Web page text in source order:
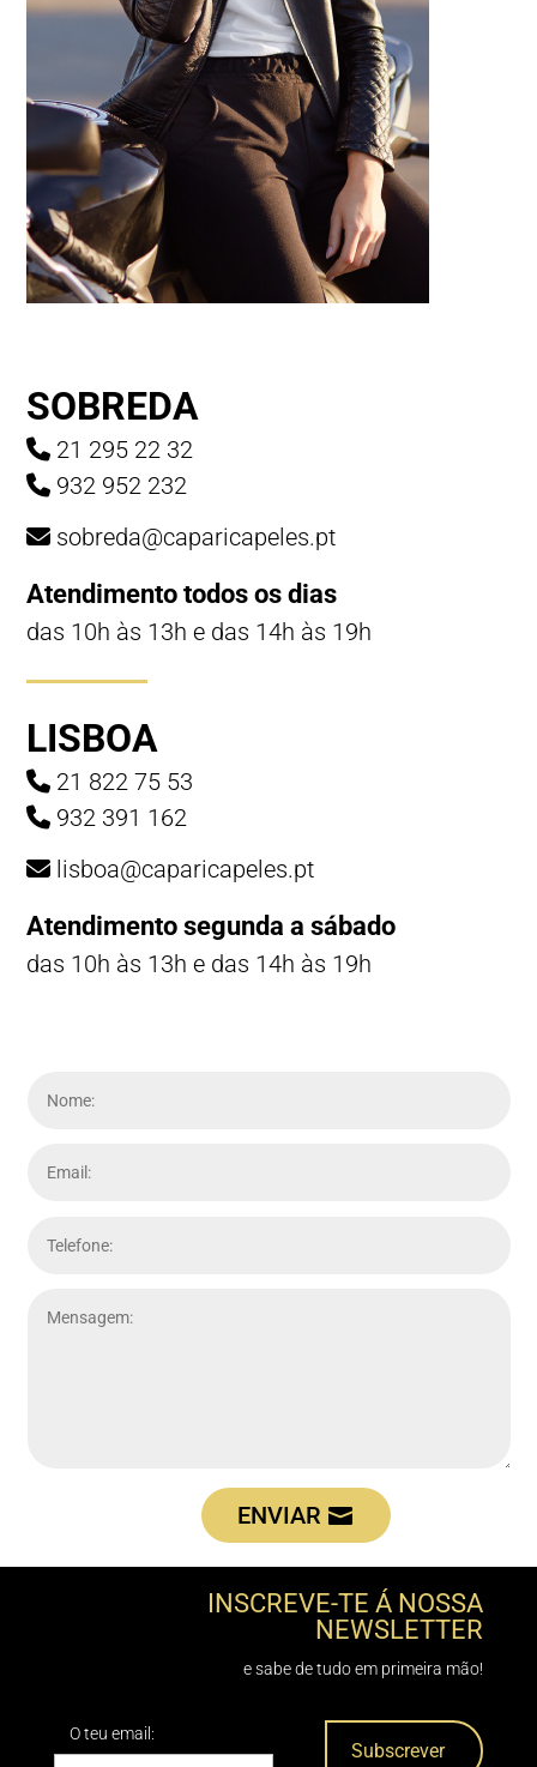
SOBREDA
21 295 22 32
932 952 232
sobreda@caparicapeles.pt
Atendimento todos os dias
das 10h às 13h e das 14h às 19h
LISBOA
21 822 75 53
932 391 162
lisboa@caparicapeles.pt
Atendimento segunda a sábado
das 10h às 13h e das 14h às 19h
ENVIAR
INSCREVE-TE Á NOSSA
NEWSLETTER
e sabe de tudo em primeira mão!
O teu email: